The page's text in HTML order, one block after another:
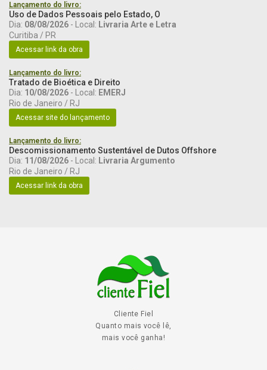
Lançamento do livro:
Uso de Dados Pessoais pelo Estado, O
Dia: 08/08/2026 - Local: Livraria Arte e Letra
Curitiba / PR
Acessar link da obra
Lançamento do livro:
Tratado de Bioética e Direito
Dia: 10/08/2026 - Local: EMERJ
Rio de Janeiro / RJ
Acessar site do lançamento
Lançamento do livro:
Descomissionamento Sustentável de Dutos Offshore
Dia: 11/08/2026 - Local: Livraria Argumento
Rio de Janeiro / RJ
Acessar link da obra
Cliente Fiel
Quanto mais você lê,
mais você ganha!